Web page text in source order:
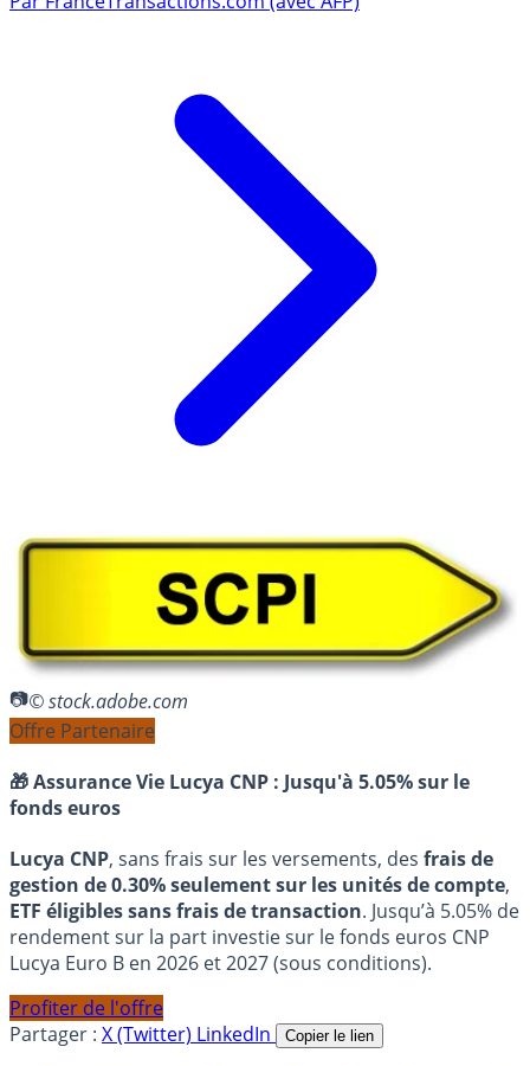
© stock.adobe.com
Offre Partenaire
🎁 Assurance Vie Lucya CNP : Jusqu'à 5.05% sur le
fonds euros
Lucya CNP, sans frais sur les versements, des frais de
gestion de 0.30% seulement sur les unités de compte,
ETF éligibles sans frais de transaction. Jusqu’à 5.05% de
rendement sur la part investie sur le fonds euros CNP
Lucya Euro B en 2026 et 2027 (sous conditions).
Profiter de l'offre
Partager : X (Twitter) LinkedIn Copier le lien